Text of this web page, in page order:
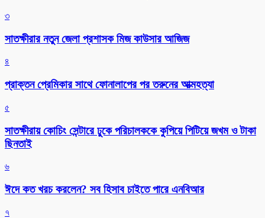
৩
সাতক্ষীরার নতুন জেলা প্রশাসক মিজ কাউসার আজিজ
৪
প্রাক্তন প্রেমিকার সাথে ফোনালাপের পর তরুনের আত্মহত্যা
৫
সাতক্ষীরায় কোচিং সেন্টারে ঢুকে পরিচালককে কুপিয়ে পিটিয়ে জখম ও টাকা
ছিনতাই
৬
ঈদে কত খরচ করলেন? সব হিসাব চাইতে পারে এনবিআর
৭